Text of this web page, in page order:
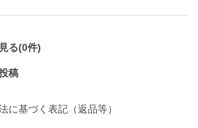
る(0件)
稿
に基づく表記（返品等）